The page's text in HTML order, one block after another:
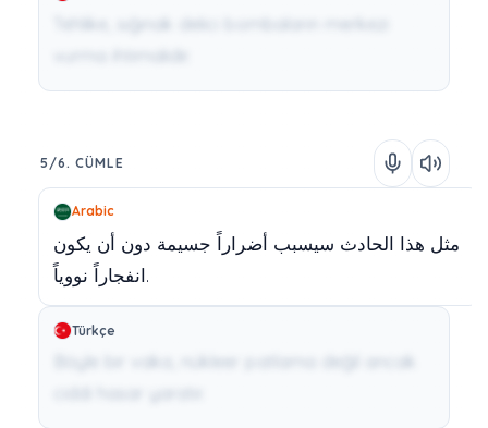
5/6. CÜMLE
Arabic
مثل هذا الحادث سيسبب أضراراً جسيمة دون أن يكون
انفجاراًنووياً.
Türkçe